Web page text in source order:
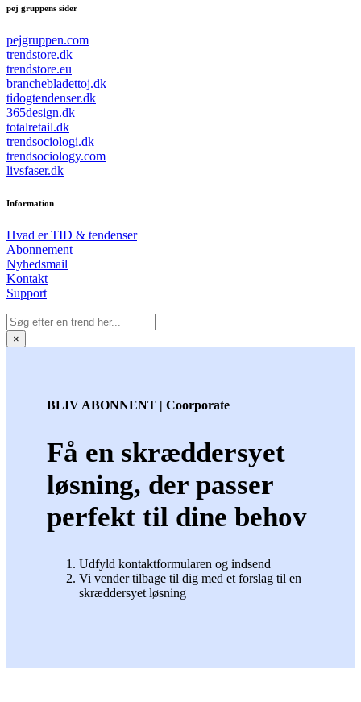
pej gruppens sider
pejgruppen.com
trendstore.dk
trendstore.eu
branchebladettoj.dk
tidogtendenser.dk
365design.dk
totalretail.dk
trendsociologi.dk
trendsociology.com
livsfaser.dk
Information
Hvad er TID & tendenser
Abonnement
Nyhedsmail
Kontakt
Support
×
BLIV ABONNENT | Coorporate
Få en skræddersyet
løsning, der passer
perfekt til dine behov
Udfyld kontaktformularen og indsend
Vi vender tilbage til dig med et forslag til en
skræddersyet løsning